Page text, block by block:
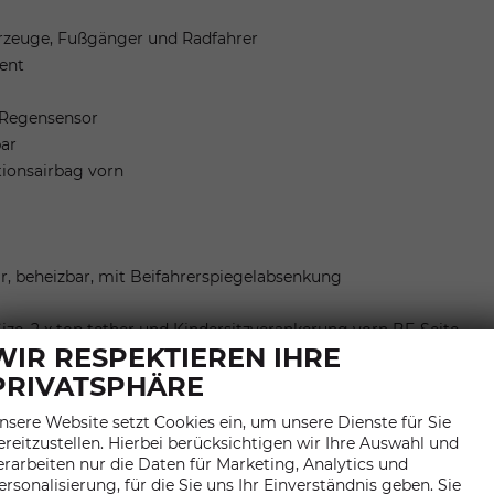
Fußgänger und Radfahrer
vorn
beheizbar, mit Beifahrerspiegelabsenkung
2 x top tether und Kindersitzverankerung vorn BF-Seite
Advanced"" ohne Safesicherung
RESPEKTIEREN IHRE
Website setzt Cookies ein, um unsere Dienste für Sie
Hierbei berücksichtigen wir Ihre Auswahl und
nur die Daten für Marketing, Analytics und
für die Sie uns Ihr Einverständnis geben. Sie